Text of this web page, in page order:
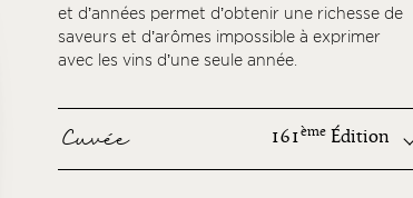
et d’années permet d’obtenir une richesse de
saveurs et d’arômes impossible à exprimer
avec les vins d’une seule année.
Cuvée 161ème Édition